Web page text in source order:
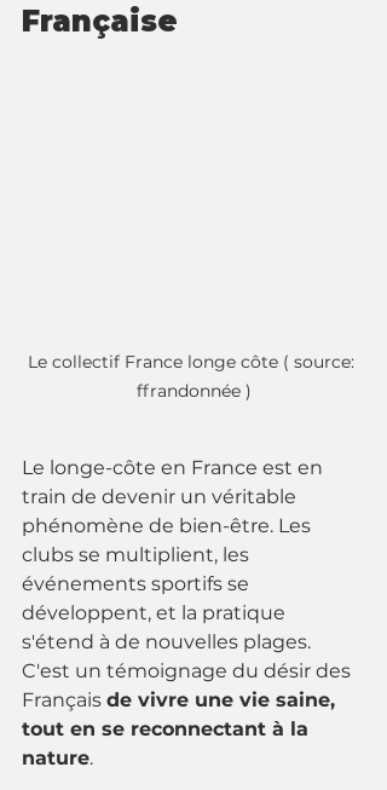
Française
Le collectif France longe côte ( source:
ffrandonnée )
Le longe-côte en France est en
train de devenir un véritable
phénomène de bien-être. Les
clubs se multiplient, les
événements sportifs se
développent, et la pratique
s'étend à de nouvelles plages.
C'est un témoignage du désir des
Français de vivre une vie saine,
tout en se reconnectant à la
nature.